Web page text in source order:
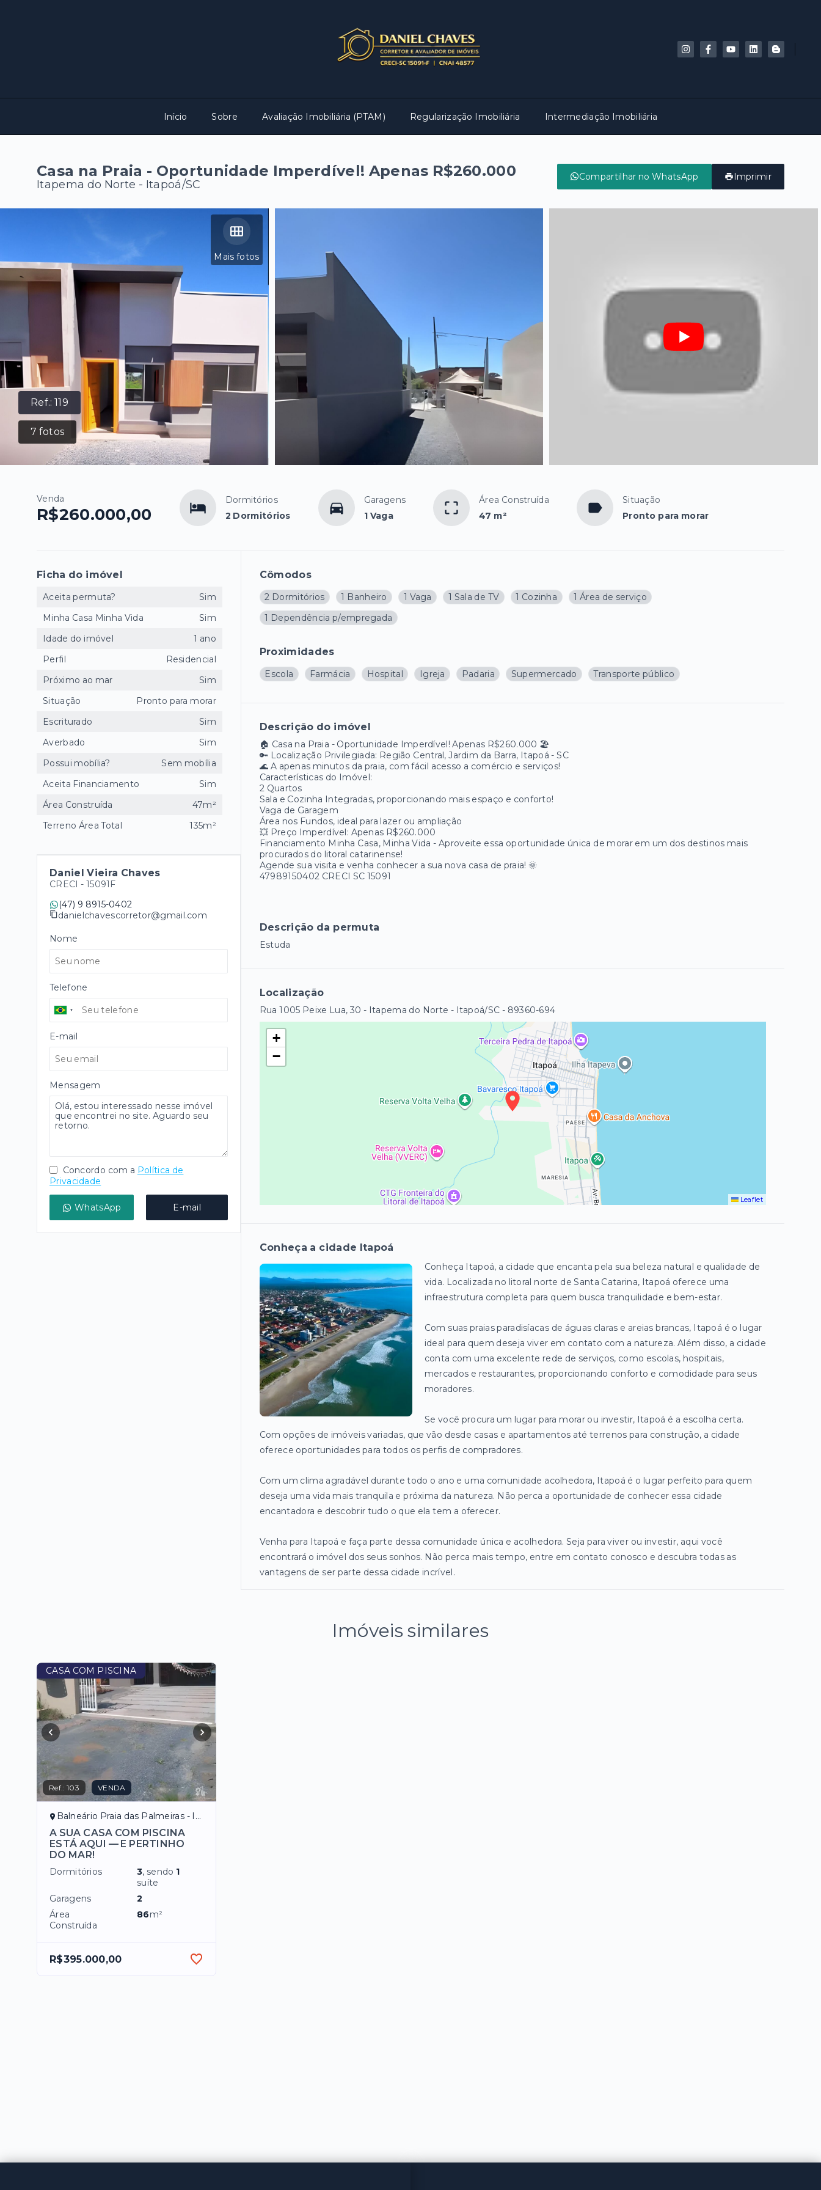
Início Sobre Avaliação Imobiliária (PTAM) Regularização Imobiliária Intermediação Imobiliária
Casa na Praia - Oportunidade Imperdível! Apenas R$260.000
Itapema do Norte - Itapoá/SC
Compartilhar no WhatsApp Imprimir
Ref.:119
7 fotos
Mais fotos
Venda
R$260.000,00
Dormitórios
2 Dormitórios
Garagens
1 Vaga
Área Construída
47 m²
Situação
Pronto para morar
Cômodos
2 Dormitórios 1 Banheiro 1 Vaga 1 Sala de TV 1 Cozinha
1 Área de serviço
1 Dependência p/empregada
Proximidades
Escola Farmácia Hospital Igreja Padaria Supermercado Transporte público
Descrição do imóvel
🏠 Casa na Praia - Oportunidade Imperdível! Apenas R$260.000 🏖️
🔑 Localização Privilegiada: Região Central, Jardim da Barra, Itapoá - SC
🌊 A apenas minutos da praia, com fácil acesso a comércio e serviços!
Características do Imóvel:
2 Quartos
Sala e Cozinha Integradas, proporcionando mais espaço e conforto!
Vaga de Garagem
Área nos Fundos, ideal para lazer ou ampliação
💥 Preço Imperdível: Apenas R$260.000
Financiamento Minha Casa, Minha Vida - Aproveite essa oportunidade única de morar em um dos destinos mais
procurados do litoral catarinense!
Agende sua visita e venha conhecer a sua nova casa de praia! 🌞
47989150402 CRECI SC 15091
Descrição da permuta
Estuda
Localização
Rua 1005 Peixe Lua, 30 - Itapema do Norte - Itapoá/SC - 89360-694
+
−
Leaflet
Conheça a cidade Itapoá
Conheça Itapoá, a cidade que encanta pela sua beleza natural e qualidade de
vida. Localizada no litoral norte de Santa Catarina, Itapoá oferece uma
infraestrutura completa para quem busca tranquilidade e bem-estar.
Com suas praias paradisíacas de águas claras e areias brancas, Itapoá é o lugar
ideal para quem deseja viver em contato com a natureza. Além disso, a cidade
conta com uma excelente rede de serviços, como escolas, hospitais,
mercados e restaurantes, proporcionando conforto e comodidade para seus
moradores.
Se você procura um lugar para morar ou investir, Itapoá é a escolha certa.
Com opções de imóveis variadas, que vão desde casas e apartamentos até terrenos para construção, a cidade
oferece oportunidades para todos os perfis de compradores.
Com um clima agradável durante todo o ano e uma comunidade acolhedora, Itapoá é o lugar perfeito para quem
deseja uma vida mais tranquila e próxima da natureza. Não perca a oportunidade de conhecer essa cidade
encantadora e descobrir tudo o que ela tem a oferecer.
Venha para Itapoá e faça parte dessa comunidade única e acolhedora. Seja para viver ou investir, aqui você
encontrará o imóvel dos seus sonhos. Não perca mais tempo, entre em contato conosco e descubra todas as
vantagens de ser parte dessa cidade incrível.
Ficha do imóvel
Aceita permuta?
Sim
Minha Casa Minha Vida
Sim
Idade do imóvel
1 ano
Perfil
Residencial
Próximo ao mar
Sim
Situação
Pronto para morar
Escriturado
Sim
Averbado
Sim
Possui mobília?
Sem mobília
Aceita Financiamento
Sim
Área Construída
47m²
Terreno Área Total
135m²
Daniel Vieira Chaves
CRECI - 15091F
(47) 9 8915-0402
danielchavescorretor@gmail.com
Nome
Telefone
E-mail
Mensagem
Concordo com a Política de
Privacidade
WhatsApp E-mail
Imóveis similares
CASA COM PISCINA
Ref.:103 VENDA
Balneário Praia das Palmeiras - Itapoá/SC
A SUA CASA COM PISCINA
ESTÁ AQUI — E PERTINHO
DO MAR!
Dormitórios 3, sendo 1
suíte
Garagens
2
Área
Construída
86m²
R$395.000,00